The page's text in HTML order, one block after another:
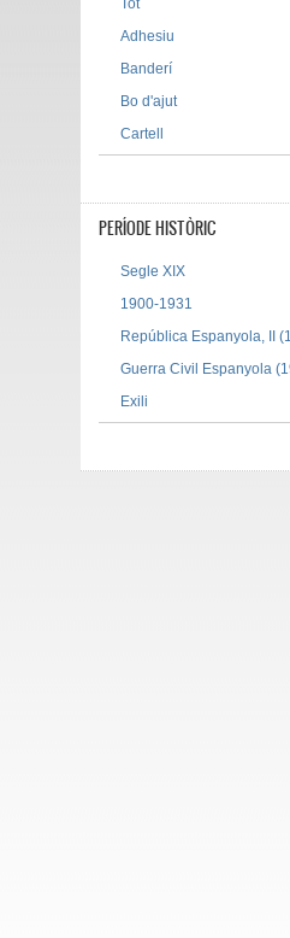
Tot
Adhesiu
Banderí
Bo d'ajut
Cartell
PERÍODE HISTÒRIC
Segle XIX
1900-1931
República Espanyola, II
Guerra Civil Espanyola
Exili